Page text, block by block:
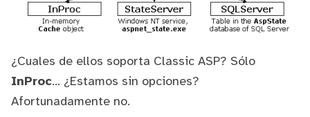
¿Cuales de ellos soporta Classic ASP? Sólo
InProc... ¿Estamos sin opciones?
Afortunadamente no.